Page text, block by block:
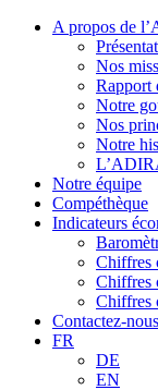
A propos de
Nos
Rapport
Notre
Nos
Notre
Notre équipe
Compéthèque
Indicateurs
Chiffres
Chiffres
Chiffres
Contactez-
FR
DE
EN